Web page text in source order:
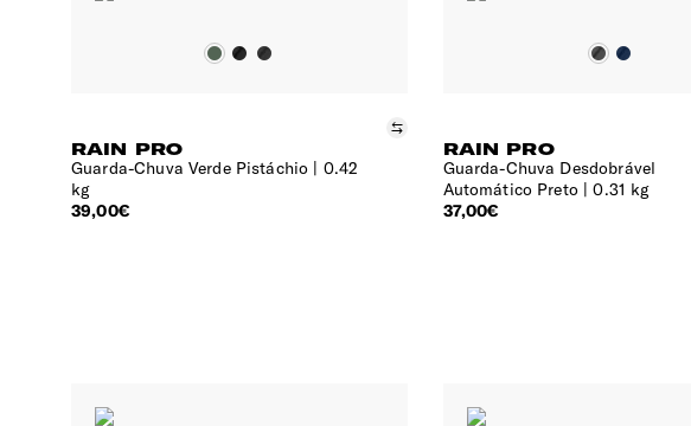
RAIN PRO
Guarda-Chuva Verde Pistáchio
0.42
kg
Comparar
39,00€
RAIN PRO
Guarda-Chuva Desdobrável
Automático Preto
0.31 kg
37,00€